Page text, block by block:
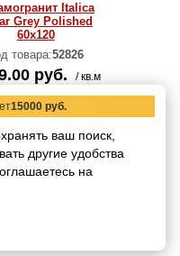
Italica
Grey Polished
60х120
товара:52826
руб. / кв.м
В корзину
15000 руб.
ваш поиск,
другие удобства
на